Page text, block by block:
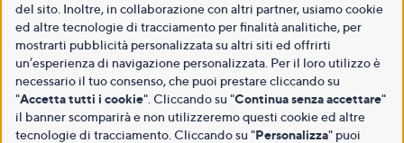
del sito. Inoltre, in collaborazione con altri partner, usiamo cookie
ed altre tecnologie di tracciamento per finalità analitiche, per
mostrarti pubblicità personalizzata su altri siti ed offrirti
un’esperienza di navigazione personalizzata. Per il loro utilizzo è
necessario il tuo consenso, che puoi prestare cliccando su
"Accetta tutti i cookie". Cliccando su "Continua senza accettare"
il banner scomparirà e non utilizzeremo questi cookie ed altre
tecnologie di tracciamento. Cliccando su "Personalizza" puoi